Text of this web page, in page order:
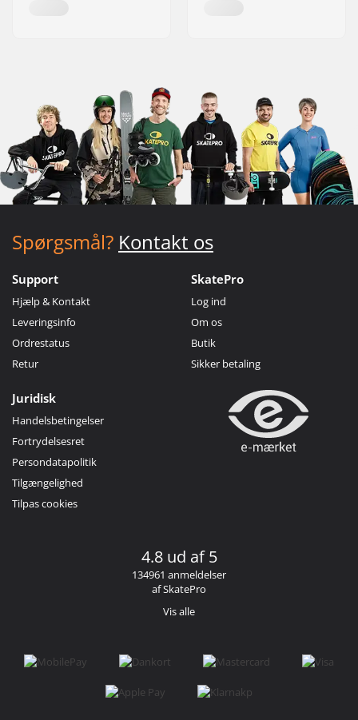
Spørgsmål? Kontakt os
Support
Hjælp & Kontakt
Leveringsinfo
Ordrestatus
Retur
SkatePro
Log ind
Om os
Butik
Sikker betaling
Juridisk
Handelsbetingelser
Fortrydelsesret
Persondatapolitik
Tilgængelighed
Tilpas cookies
4.8 ud af 5
134961 anmeldelser
af SkatePro
Vis alle